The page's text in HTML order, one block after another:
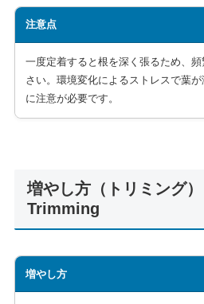
注意点
一度定着すると根を深く張るため、
さい。環境変化によるストレスで葉が
に注意が必要です。
増やし方（トリミング
Trimming
増やし方